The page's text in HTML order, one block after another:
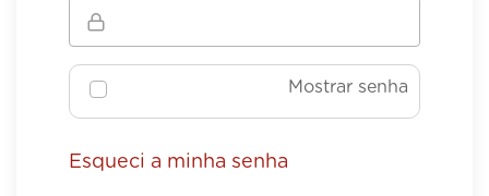
Mostrar senha
Esqueci a minha senha